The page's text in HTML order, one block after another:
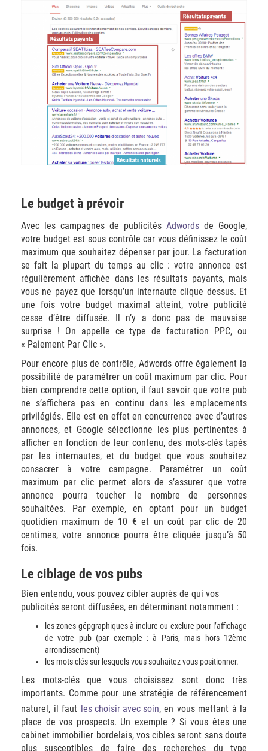
Le budget à prévoir
Avec les campagnes de publicités Adwords de Google,
votre budget est sous contrôle car vous définissez le coût
maximum que souhaitez dépenser par jour. La facturation
se fait la plupart du temps au clic : votre annonce est
régulièrement affichée dans les résultats payants, mais
vous ne payez que lorsqu’un internaute clique dessus. Et
une fois votre budget maximal atteint, votre publicité
cesse d’être diffusée. Il n’y a donc pas de mauvaise
surprise ! On appelle ce type de facturation PPC, ou
« Paiement Par Clic ».
Pour encore plus de contrôle, Adwords offre également la
possibilité de paramétrer un coût maximum par clic. Pour
bien comprendre cette option, il faut savoir que votre pub
ne s’affichera pas en continu dans les emplacements
privilégiés. Elle est en effet en concurrence avec d’autres
annonces, et Google sélectionne les plus pertinentes à
afficher en fonction de leur contenu, des mots-clés tapés
par les internautes, et du budget que vous souhaitez
consacrer à votre campagne. Paramétrer un coût
maximum par clic permet alors de s’assurer que votre
annonce pourra toucher le nombre de personnes
souhaitées. Par exemple, en optant pour un budget
quotidien maximum de 10 € et un coût par clic de 20
centimes, votre annonce pourra être cliquée jusqu’à 50
fois.
Le ciblage de vos pubs
Bien entendu, vous pouvez cibler auprès de qui vos
publicités seront diffusées, en déterminant notamment :
les zones gépgraphiques à inclure ou exclure pour l’affichage
de votre pub (par exemple : à Paris, mais hors 12ème
arrondissement)
les mots-clés sur lesquels vous souhaitez vous positionner.
Les mots-clés que vous choisissez sont donc très
importants. Comme pour une stratégie de référencement
naturel, il faut les choisir avec soin, en vous mettant à la
place de vos prospects. Un exemple ? Si vous êtes une
cabinet immobilier bordelais, vos cibles seront sans doute
plus susceptibles de faire des recherches du type